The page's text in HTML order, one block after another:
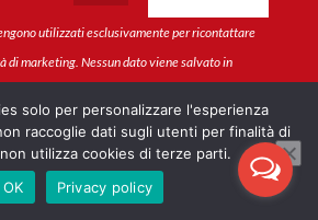
utilizzati esclusivamente per ricontattare
di marketing. Nessun dato viene salvato in
solo per personalizzare l'esperienza
raccoglie dati sugli utenti per finalità di
utilizza cookies di terze parti.
OK
Privacy policy